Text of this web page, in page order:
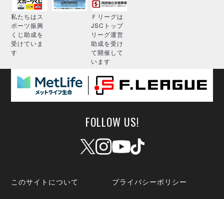
私たちはス
ポーツ振興
くじ助成を
受けていま
す
Ｆリーグは
JSCトップ
リーグ運営
助成を受け
て開催して
います
FOLLOW US!
このサイトについて プライバシーポリシー